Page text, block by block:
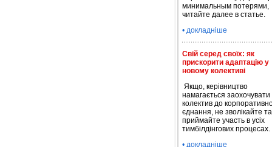
минимальным потерями,
читайте далее в статье.
• докладніше
Свій серед своїх: як
прискорити адаптацію у
новому колективі
Якщо, керівництво
намагається заохочувати
колектив до
єднання, не зволікайте та
приймайте участь в усіх
тимбілдінгових процесах.
• докладніше